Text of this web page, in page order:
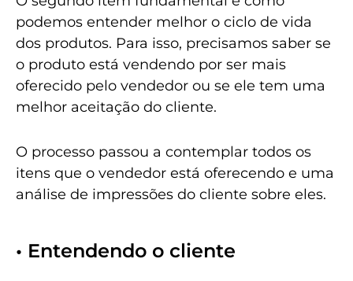
podemos entender melhor o ciclo de vida
dos produtos. Para isso, precisamos saber se
o produto está vendendo por ser mais
oferecido pelo vendedor ou se ele tem uma
melhor aceitação do cliente.
O processo passou a contemplar todos os
itens que o vendedor está oferecendo e uma
análise de impressões do cliente sobre eles.
• Entendendo o cliente